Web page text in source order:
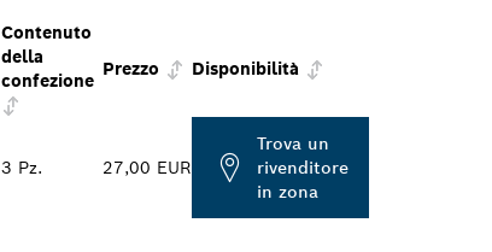
Contenuto
della
confezione
Prezzo Disponibilità
3 Pz. 27,00 EUR
Trova un
rivenditore
in zona